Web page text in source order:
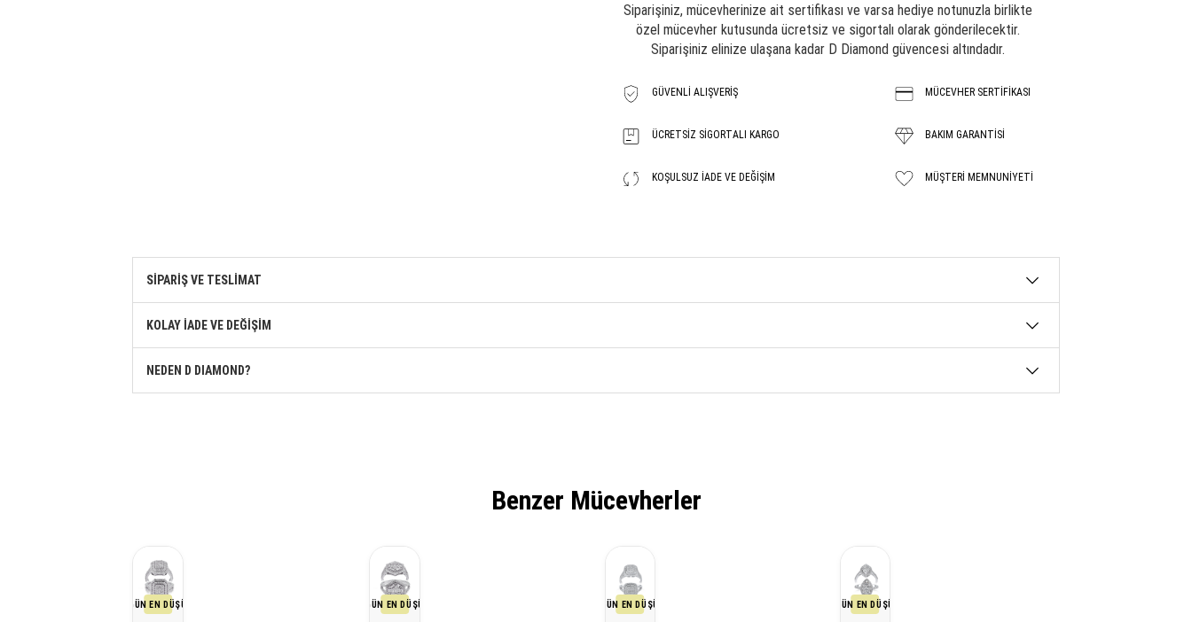
Siparişiniz, mücevherinize ait sertifikası ve varsa hediye notunuzla birlikte
özel mücevher kutusunda ücretsiz ve sigortalı olarak gönderilecektir.
Siparişiniz elinize ulaşana kadar D Diamond güvencesi altındadır.
GÜVENLI ALIŞVERIŞ MÜCEVHER SERTİFİKASI
ÜCRETSIZ SIGORTALI KARGO BAKIM GARANTISİ
KOŞULSUZ İADE VE DEĞIŞIM MÜŞTERI MEMNUNIYETI
SİPARİŞ VE TESLİMAT
KOLAY İADE VE DEĞİŞİM
NEDEN D DIAMOND?
Benzer Mücevherler
SON 30 GÜN EN DÜŞÜK FİYATI SON 30 GÜN EN DÜŞÜK FİYATI SON 30 GÜN EN DÜŞÜK FİYATI SON 30 GÜN EN DÜŞÜK FİYATI